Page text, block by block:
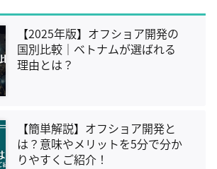
【2025年版】オフショア開発の
国別比較｜ベトナムが選ばれる
理由とは？
【簡単解説】オフショア開発と
は？意味やメリットを5分で分か
りやすくご紹介！